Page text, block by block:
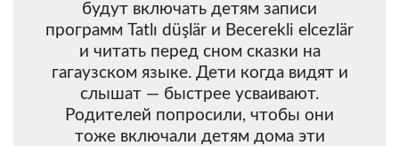
будут включать детям записи
программ Tatlı düşlär и Becerekli elcezlär
и читать перед сном сказки на
гагаузском языке. Дети когда видят и
слышат — быстрее усваивают.
Родителей попросили, чтобы они
тоже включали детям дома эти